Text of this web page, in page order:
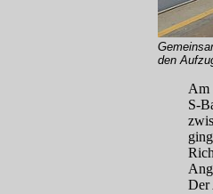
den
Am
Der